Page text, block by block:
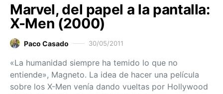
Marvel, del papel a la pantalla:
X-Men (2000)
Paco Casado 30/05/2011
«La humanidad siempre ha temido lo que no
entiende», Magneto. La idea de hacer una película
sobre los X-Men venía dando vueltas por Hollywood